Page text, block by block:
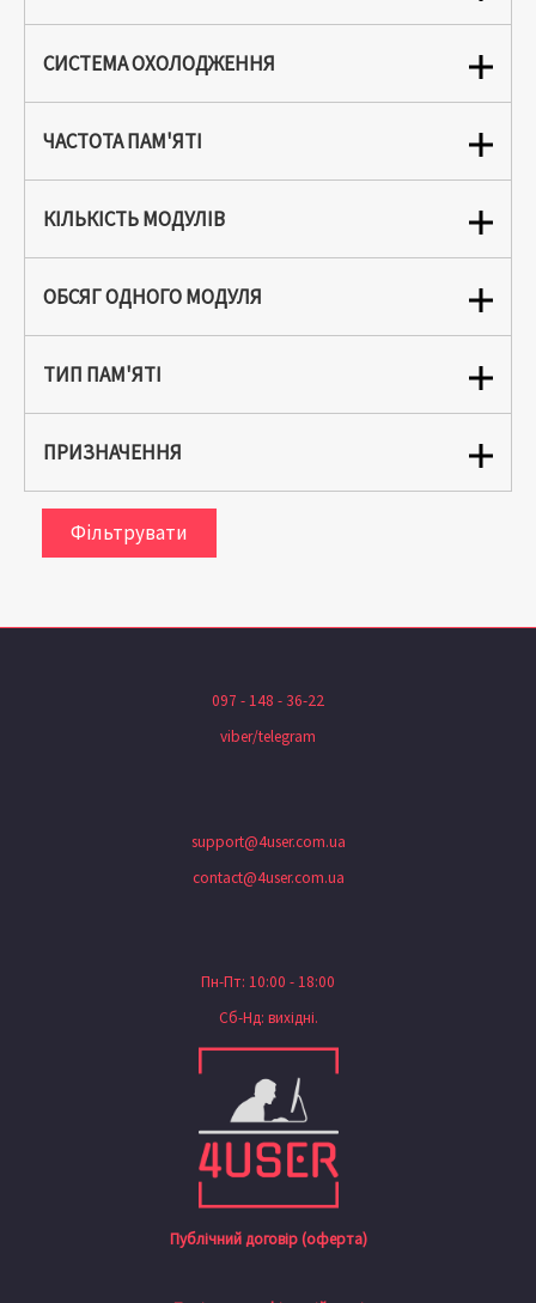
СИСТЕМА ОХОЛОДЖЕННЯ
ЧАСТОТА ПАМ'ЯТІ
КІЛЬКІСТЬ МОДУЛІВ
ОБСЯГ ОДНОГО МОДУЛЯ
ТИП ПАМ'ЯТІ
ПРИЗНАЧЕННЯ
Фільтрувати
097 - 148 - 36-22
viber/telegram
support@4user.com.ua
contact@4user.com.ua
Пн-Пт: 10:00 - 18:00
Сб-Нд: вихідні.
Публічний договір (оферта)